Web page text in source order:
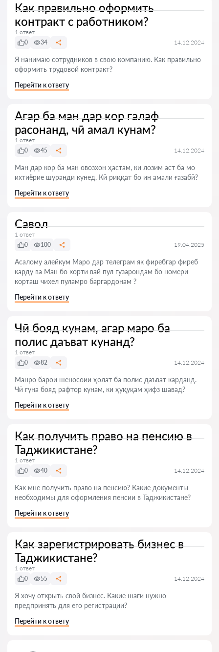
Как правильно оформить
контракт с работником?
1 ответ
0
34 14.12.2024
Я нанимаю сотрудников в свою компанию. Как правильно
оформить трудовой контракт?
Перейти к ответу
Агар ба ман дар кор галаф
расонанд, чӣ амал кунам?
1 ответ
0
45 14.12.2024
Ман дар кор ба ман овозхон ҳастам, ки лозим аст ба мо
ихтиёрие шуранди кунед. Кӣ риққат бо ин амали ғазабӣ?
Перейти к ответу
Савол
1 ответ
0
100 19.04.2025
Асалому алейкум Маро дар телеграм як фиребгар фиреб
карду ва Ман бо корти вай пул гузарондам бо номери
корташ чихел пуламро баргардонам ?
Перейти к ответу
Чӣ бояд кунам, агар маро ба
полис даъват кунанд?
1 ответ
0
82 14.12.2024
Манро барои шеносоии ҳолат ба полис даъват карданд.
Чӣ гуна бояд рафтор кунам, ки ҳуқуқам ҳифз шавад?
Перейти к ответу
Как получить право на пенсию в
Таджикистане?
1 ответ
0
40 14.12.2024
Как мне получить право на пенсию? Какие документы
необходимы для оформления пенсии в Таджикистане?
Перейти к ответу
Как зарегистрировать бизнес в
Таджикистане?
1 ответ
0
55 14.12.2024
Я хочу открыть свой бизнес. Какие шаги нужно
предпринять для его регистрации?
Перейти к ответу